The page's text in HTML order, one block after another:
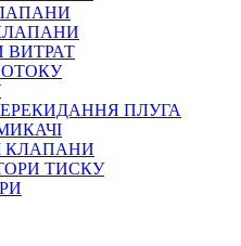
ВИТРАТ
ПЛУГА
КЛАПАНИ
ТИСКУ